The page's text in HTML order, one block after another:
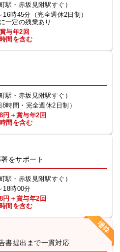
駅・赤坂見附駅すぐ）
時45分（完全週休2日制）
一定の残業あり
与年2回
間を含む
駅・赤坂見附駅すぐ）
時間・完全週休2日制）
円＋賞与年2回
間を含む
をサポート
駅・赤坂見附駅すぐ）
18時00分
円＋賞与年2回
間を含む
書提出まで一貫対応